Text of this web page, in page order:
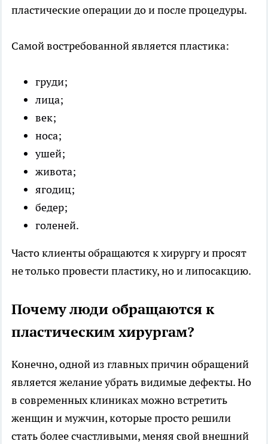
пластические операции до и после процедуры.
Самой востребованной является пластика:
груди;
лица;
век;
носа;
ушей;
живота;
ягодиц;
бедер;
голеней.
Часто клиенты обращаются к хирургу и просят
не только провести пластику, но и липосакцию.
Почему люди обращаются к
пластическим хирургам?
Конечно, одной из главных причин обращений
является желание убрать видимые дефекты. Но
в современных клиниках можно встретить
женщин и мужчин, которые просто решили
стать более счастливыми, меняя свой внешний